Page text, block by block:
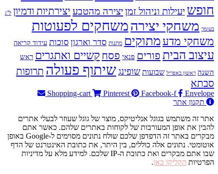
חופש יעילות וניהול זמן יצירה מהטבע יצירתיות ודמיון ל"ג
בעומר משחקי יצירהמשחקים לפעוטות
משחקי מדע מתוקים מתנות סדר וארגון סוכות עידוד קריאה
עיצוב הבית פורים פנאי פסח קשיים ואתגרים ראש
השנה ראשון באפריל שבועות שופינגשיתוף פעולה תרופות
סבתא
Shopping-cart Pinterest Facebook-f
Envelope
תקנון אתר
אתר זה משתמש בגוגל אנליטיקס, מוצר של גוגל שעוזר לבעלי אתרים
להבין את אופן המעורבות של לקוחות באתרים שלהם. כאשר אתם
מבקרים באתר זה הדפדפן שלכם שולח נתונים מסוימים ל-Google באופן
אוטומטי. נתונים אלה כוללים, בין היתר, את כתובת האינטרנט של הדף
שבו אתם מבקרים ואת כתובת ה-IP שלכם. למידע מלא על מדיניות
הפרטיות הקליקו כאן.